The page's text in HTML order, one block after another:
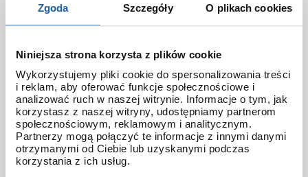
Zgoda Szczegóły O plikach cookies
Niniejsza strona korzysta z plików cookie
Wykorzystujemy pliki cookie do spersonalizowania treści
i reklam, aby oferować funkcje społecznościowe i
analizować ruch w naszej witrynie. Informacje o tym, jak
korzystasz z naszej witryny, udostępniamy partnerom
społecznościowym, reklamowym i analitycznym.
Partnerzy mogą połączyć te informacje z innymi danymi
otrzymanymi od Ciebie lub uzyskanymi podczas
korzystania z ich usług.
ignite red
illuminator g-shock
instrukcja
jak czyścić g-shocka
jak skrócić bransoletę w g-shock?
jak ustawić zegarek g-shock ga-2100?
jak włączyć podświetlenie w zegarku
jak wymienić baterię gshock?